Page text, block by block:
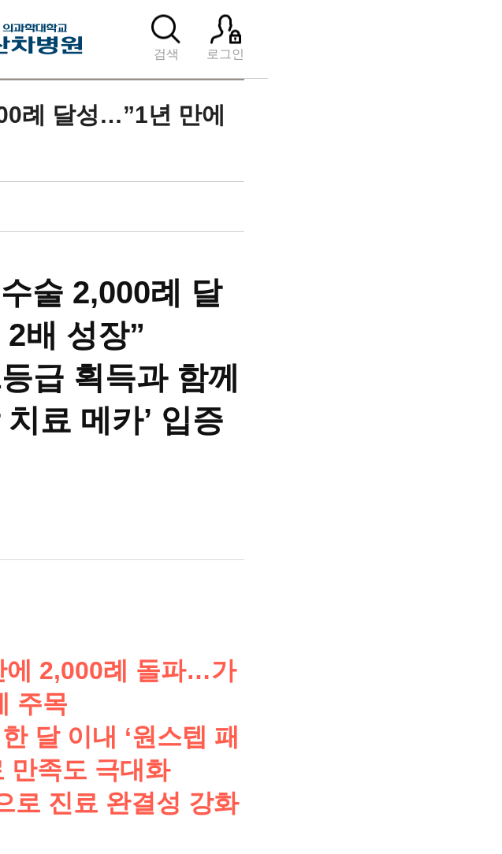
검색 로그인
례 달성…”1년 만에
술 2,000례 달
배 성장”
급 획득과 함께
료 메카’ 입증
에 2,000례 돌파…가
주목
달 이내 ‘원스텝 패
만족도 극대화
로 진료 완결성 강화